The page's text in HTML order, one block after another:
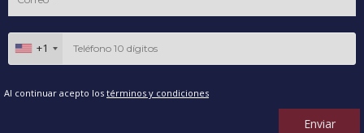
+1
Al continuar acepto los términos y condiciones
Enviar